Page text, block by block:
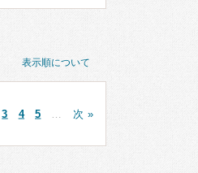
表示順について
3 4 5 次 »